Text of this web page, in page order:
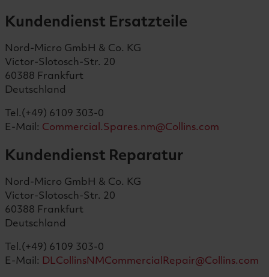
Kundendienst Ersatzteile
Nord-Micro GmbH & Co. KG
Victor-Slotosch-Str. 20
60388 Frankfurt
Deutschland
Tel.(+49) 6109 303-0
E-Mail: Commercial.Spares.nm@Collins.com
Kundendienst Reparatur
Nord-Micro GmbH & Co. KG
Victor-Slotosch-Str. 20
60388 Frankfurt
Deutschland
Tel.(+49) 6109 303-0
E-Mail: DLCollinsNMCommercialRepair@Collins.com